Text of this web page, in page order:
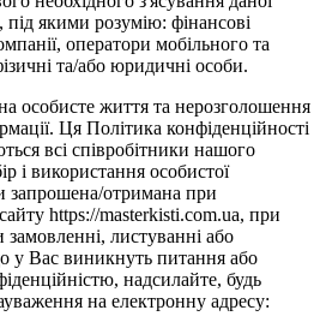
під якими розумію: фінансові
оператори мобільного та
та/або юридичні особи.
особисте життя та нерозголошення
Ця Політика конфіденційності
всі співробітники нашого
і використання особистої
запрошена/отримана при
https://masterkisti.com.ua, при
замовленні, листуванні або
у Вас виникнуть питання або
надсилайте, будь
на електронну адресу: